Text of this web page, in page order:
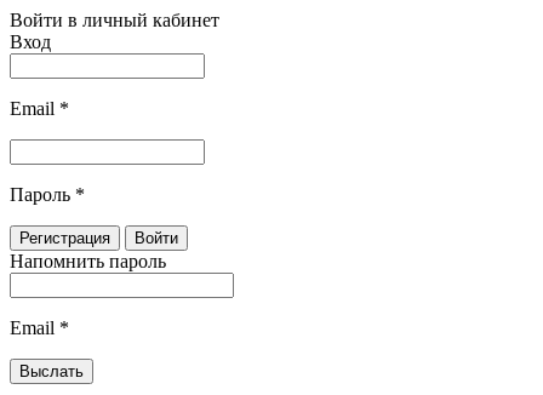
Войти в личный кабинет
Вход
Email *
Пароль *
Напомнить пароль
Email *